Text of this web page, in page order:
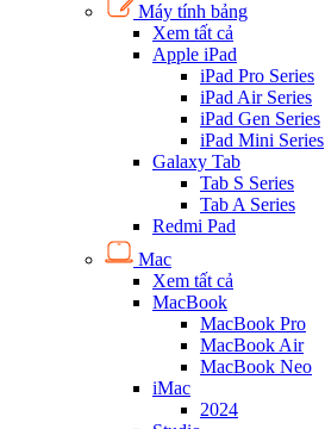
Máy tính bảng
Xem tất cả
Apple iPad
iPad Pro Series
iPad Air Series
iPad Gen Series
iPad Mini Series
Galaxy Tab
Tab S Series
Tab A Series
Redmi Pad
Mac
Xem tất cả
MacBook
MacBook Pro
MacBook Air
MacBook Neo
iMac
2024